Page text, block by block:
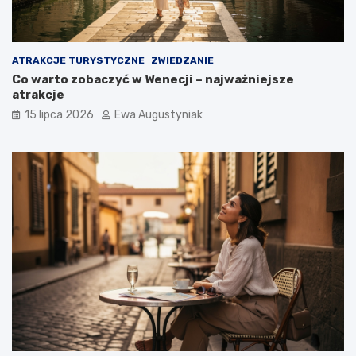
ATRAKCJE TURYSTYCZNE ZWIEDZANIE
Co warto zobaczyć w Wenecji – najważniejsze
atrakcje
15 lipca 2026 Ewa Augustyniak